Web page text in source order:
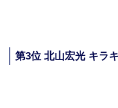
第3位 北山宏光 キラ